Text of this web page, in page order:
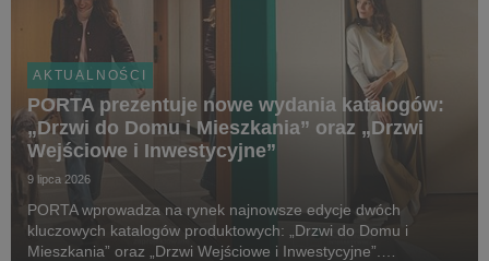
AKTUALNOŚCI
PORTA prezentuje nowe wydania katalogów:
„Drzwi do Domu i Mieszkania” oraz „Drzwi
Wejściowe i Inwestycyjne”
9 lipca 2026
PORTA wprowadza na rynek najnowsze edycje dwóch
kluczowych katalogów produktowych: „Drzwi do Domu i
Mieszkania” oraz „Drzwi Wejściowe i Inwestycyjne”.